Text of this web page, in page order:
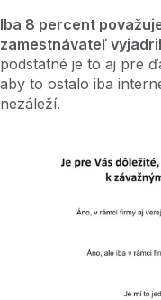
Iba 8 percent
zamestnávateľ
podstatné je to aj pre
aby to ostalo iba
nezáleží.